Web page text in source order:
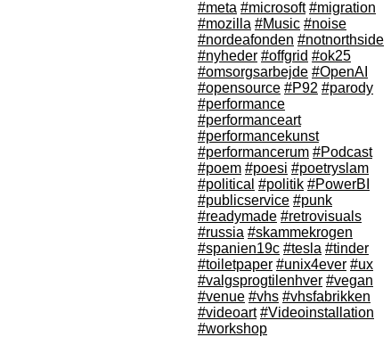
#meta #microsoft #migration
#mozilla #Music #noise
#nordeafonden #notnorthside
#nyheder #offgrid #ok25
#omsorgsarbejde #OpenAI
#opensource #P92 #parody
#performance
#performanceart
#performancekunst
#performancerum #Podcast
#poem #poesi #poetryslam
#political #politik #PowerBI
#publicservice #punk
#readymade #retrovisuals
#russia #skammekrogen
#spanien19c #tesla #tinder
#toiletpaper #unix4ever #ux
#valgsprogtilenhver #vegan
#venue #vhs #vhsfabrikken
#videoart #Videoinstallation
#workshop